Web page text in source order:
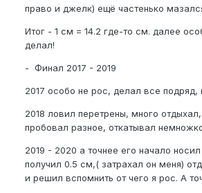
право и джелк) ещё частенько
Итог - 1 см = 14.2 где-то см. далее
делал!
- Финал 2017 - 2019
2017 особо не рос, делал все
2018 ловил перетрены, много
пробовал разное, откатывал
2019 - 2020 а точнее его начало
получил 0.5 см,( затрахал он меня)
и решил вспомнить от чего я рос. А